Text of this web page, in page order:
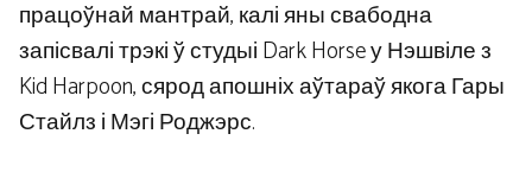
працоўнай мантрай, калі яны свабодна
запісвалі трэкі ў студыі Dark Horse у Нэшвіле з
Kid Harpoon, сярод апошніх аўтараў якога Гары
Стайлз і Мэгі Роджэрс.